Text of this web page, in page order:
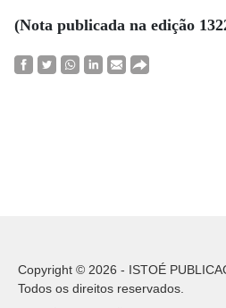
(Nota publicada na edição
Copyright © 2026 - ISTOÉ
Todos os direitos reservados.